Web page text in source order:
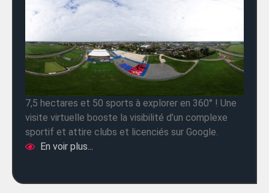
7,5 hectares et 50 sports à explorer en 360° ! Une
visite virtuelle booste la visibilité d’un complexe
sportif et attire clubs et licenciés sur Google.
En voir plus...